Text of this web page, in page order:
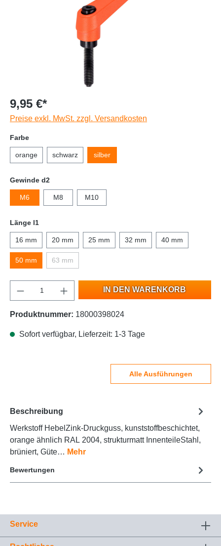
9,95 €*
Preise exkl. MwSt. zzgl. Versandkosten
Farbe
orange schwarz silber
Gewinde d2
M6 M8 M10
Länge l1
16 mm 20 mm 25 mm 32 mm 40 mm
50 mm 63 mm
IN DEN WARENKORB
Produktnummer: 18000398024
Sofort verfügbar, Lieferzeit: 1-3 Tage
Alle Ausführungen
Beschreibung
Werkstoff HebelZink-Druckguss, kunststoffbeschichtet,
orange ähnlich RAL 2004, strukturmatt InnenteileStahl,
brüniert, Güte… Mehr
Bewertungen
Service